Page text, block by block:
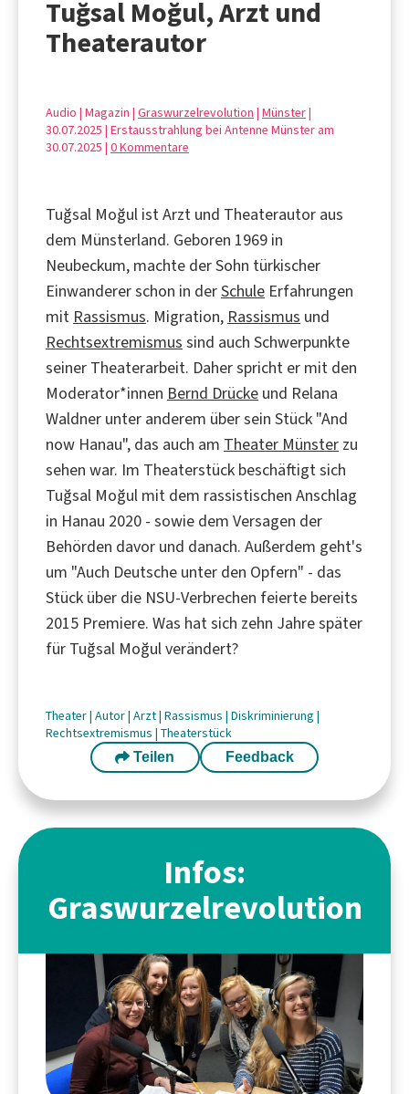
Tuğsal Moğul, Arzt und
Theaterautor
Audio | Magazin | Graswurzelrevolution | Münster|
30.07.2025 | Erstausstrahlung bei Antenne Münster am
30.07.2025 | 0 Kommentare
Tuğsal Moğul ist Arzt und Theaterautor aus
dem Münsterland. Geboren 1969 in
Neubeckum, machte der Sohn türkischer
Einwanderer schon in derSchule Erfahrungen
mit Rassismus. Migration, Rassismus und
Rechtsextremismus sind auch Schwerpunkte
seiner Theaterarbeit. Daher spricht er mit den
Moderator*innen Bernd Drücke und Relana
Waldner unter anderem über sein Stück "And
now Hanau", das auch am Theater Münster zu
sehen war. Im Theaterstück beschäftigt sich
Tuğsal Moğul mit dem rassistischen Anschlag
in Hanau 2020 - sowie dem Versagen der
Behörden davor und danach. Außerdem geht's
um "Auch Deutsche unter den Opfern" - das
Stück über die NSU-Verbrechen feierte bereits
2015 Premiere. Was hat sich zehn Jahre später
für Tuğsal Moğul verändert?
Theater| Autor| Arzt| Rassismus | Diskriminierung |
Rechtsextremismus | Theaterstück
Teilen Feedback
Infos:
Graswurzelrevolution